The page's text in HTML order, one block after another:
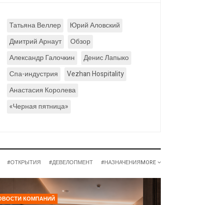
Татьяна Веллер
Юрий Аловский
Дмитрий Арнаут
Обзор
Александр Галочкин
Денис Лапыко
Спа-индустрия
Vezhan Hospitality
Анастасия Королева
«Черная пятница»
#ОТКРЫТИЯ #ДЕВЕЛОПМЕНТ #НАЗНАЧЕНИЯMORE
КОМПАНИЙ